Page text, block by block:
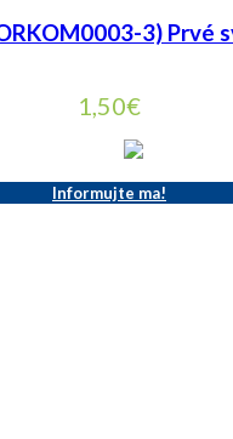
3) Prvé
1,50€
Informujte ma!